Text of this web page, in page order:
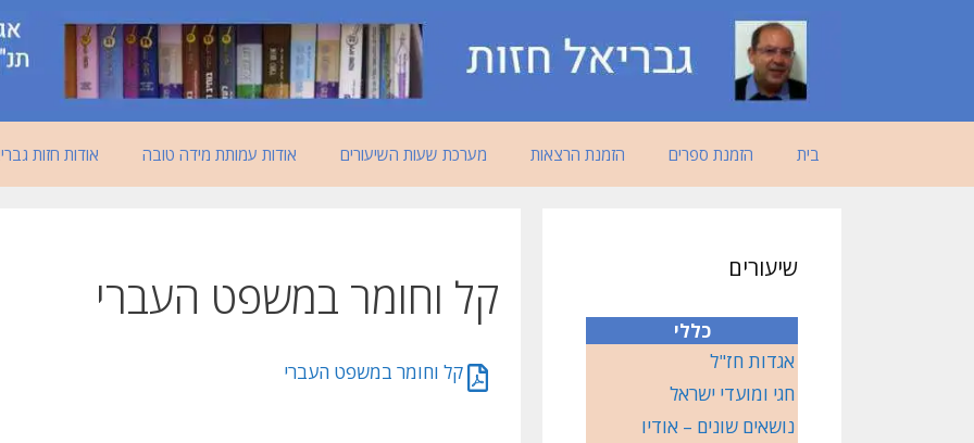
בית הזמנת ספרים הזמנת הרצאות מערכת שעות השיעורים אודות עמותת מידה טובה אודות חזות
קל וחומר במשפט העברי
קל וחומר במשפט העברי
שיעורים
כללי
אגדות חז"ל
חגי ומועדי ישראל
נושאים שונים – אודיו